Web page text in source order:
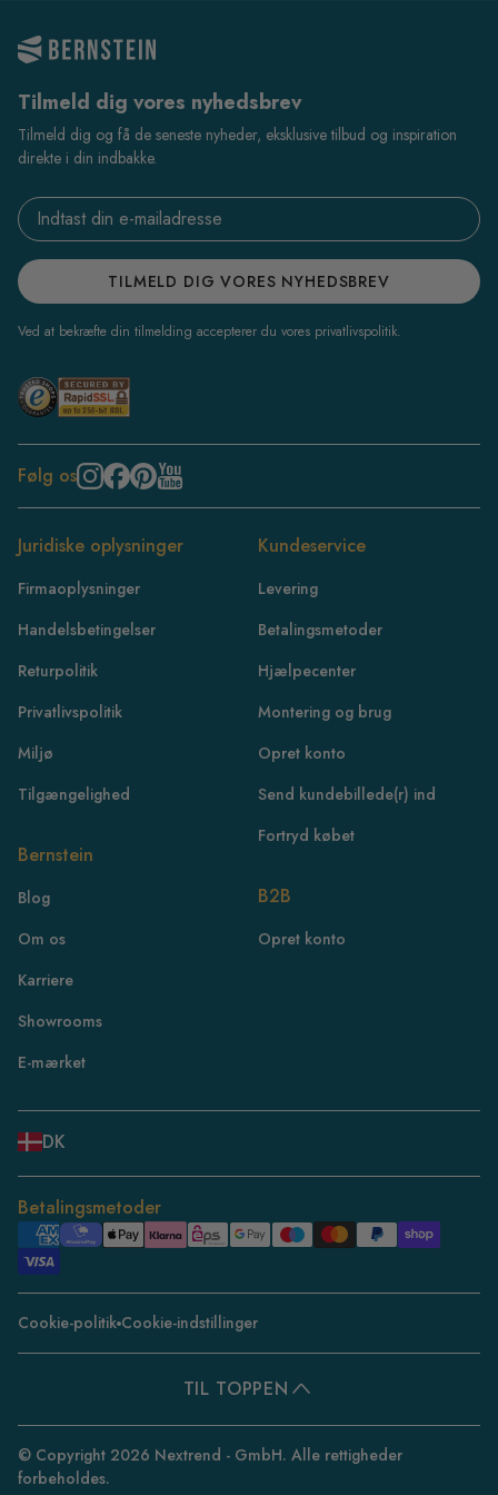
Tilmeld dig vores nyhedsbrev
Tilmeld dig og få de seneste nyheder, eksklusive tilbud og inspiration
direkte i din indbakke.
Email address
TILMELD DIG VORES NYHEDSBREV
Ved at bekræfte din tilmelding accepterer du vores privatlivspolitik.
Følg os
Juridiske oplysninger
Firmaoplysninger
Handelsbetingelser
Returpolitik
Privatlivspolitik
Miljø
Tilgængelighed
Bernstein
Blog
Om os
Karriere
Showrooms
E-mærket
Kundeservice
Levering
Betalingsmetoder
Hjælpecenter
Montering og brug
Opret konto
Send kundebillede(r) ind
Fortryd købet
B2B
Opret konto
DK
IE
IT
NL
ES
DE
CH
DK
Betalingsmetoder
Cookie-politik Cookie-indstillinger
TIL TOPPEN
© Copyright 2026 Nextrend - GmbH. Alle rettigheder
forbeholdes.